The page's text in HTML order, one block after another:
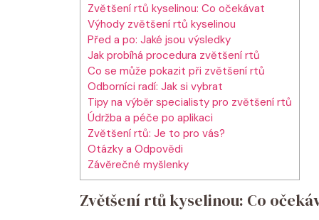
Zvětšení rtů kyselinou: Co očekávat
Výhody zvětšení rtů kyselinou
Před a po: Jaké jsou výsledky
Jak probíhá procedura zvětšení rtů
Co se může pokazit při zvětšení rtů
Odborníci radí: Jak si vybrat
Tipy na výběr specialisty pro zvětšení rtů
Údržba a péče po aplikaci
Zvětšení rtů: Je to pro vás?
Otázky a Odpovědi
Závěrečné myšlenky
Zvětšení rtů kyselinou: Co